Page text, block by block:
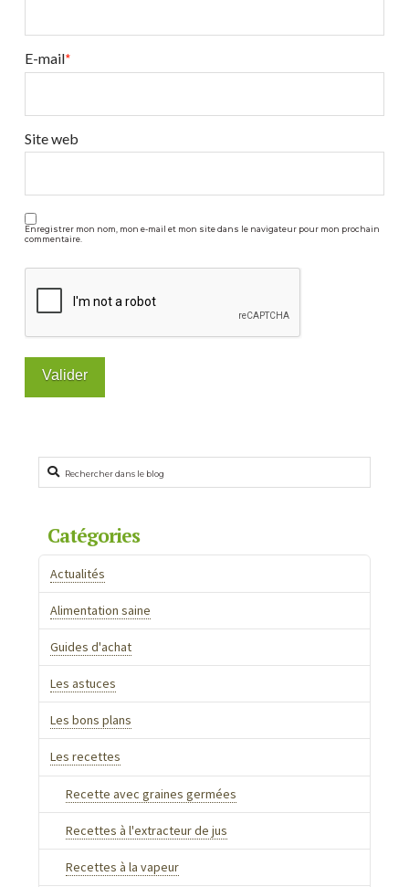
E-mail*
Site web
Enregistrer mon nom, mon e-mail et mon site dans le navigateur pour mon prochain
commentaire.
Rechercher
Catégories
Actualités
Alimentation saine
Guides d'achat
Les astuces
Les bons plans
Les recettes
Recette avec graines germées
Recettes à l'extracteur de jus
Recettes à la vapeur